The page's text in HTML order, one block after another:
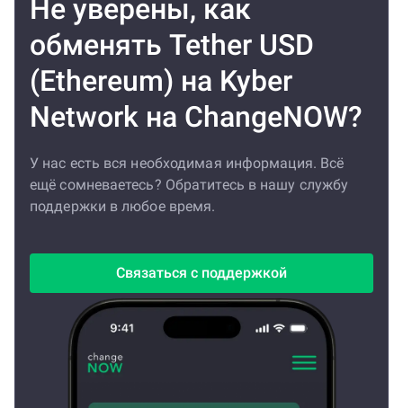
Не уверены, как
обменять Tether USD
(Ethereum) на Kyber
Network на ChangeNOW?
У нас есть вся необходимая информация. Всё
ещё сомневаетесь? Обратитесь в нашу службу
поддержки в любое время.
Связаться с поддержкой